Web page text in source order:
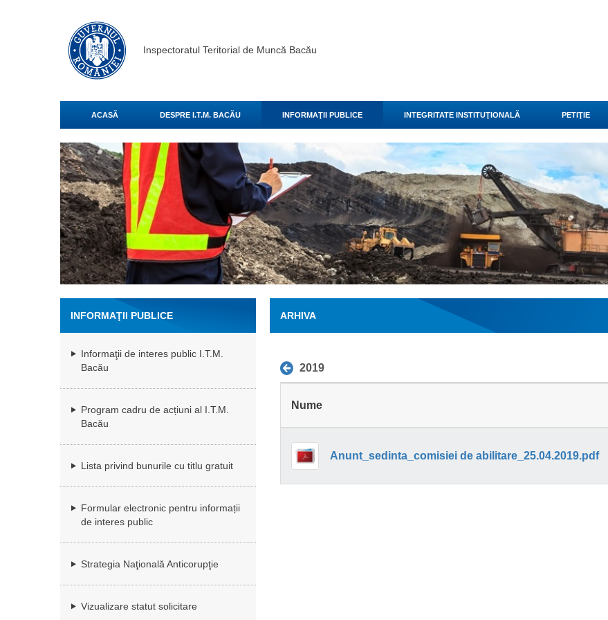
Inspectoratul Teritorial de Muncă Bacău
ACASĂ DESPRE I.T.M. BACĂU INFORMAŢII PUBLICE INTEGRITATE INSTITUŢIONALĂ PETIŢIE
INFORMAŢII PUBLICE
Informaţii de interes public I.T.M.
Bacău
Program cadru de acțiuni al I.T.M.
Bacău
Lista privind bunurile cu titlu gratuit
Formular electronic pentru informații
de interes public
Strategia Naţională Anticorupţie
Vizualizare statut solicitare
ARHIVA
2019
Nume
Anunt_sedinta_comisiei de abilitare_25.04.2019.pdf